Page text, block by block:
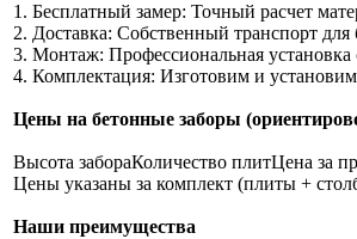
1. Бесплатный замер: Точный расчет
2. Доставка: Собственный транспорт
3. Монтаж: Профессиональная установка
4. Комплектация: Изготовим и
Цены на бетонные заборы
Высота забораКоличество плитЦена за
Цены указаны за комплект (плиты +
Наши преимущества